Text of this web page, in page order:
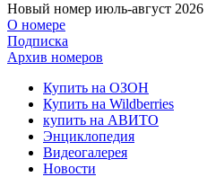
Новый номер июль-август 2026
О номере
Подписка
Архив номеров
Купить на ОЗОН
Купить на Wildberries
купить на АВИТО
Энциклопедия
Видеогалерея
Новости